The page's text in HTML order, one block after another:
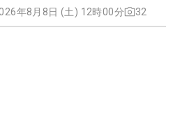
年8月8日 (土) 12時00分 32